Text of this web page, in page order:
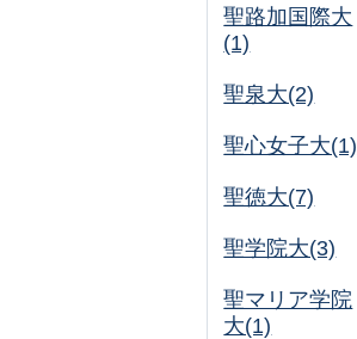
聖路加国際大
(1)
聖泉大(2)
聖心女子大(1)
聖徳大(7)
聖学院大(3)
聖マリア学院
大(1)